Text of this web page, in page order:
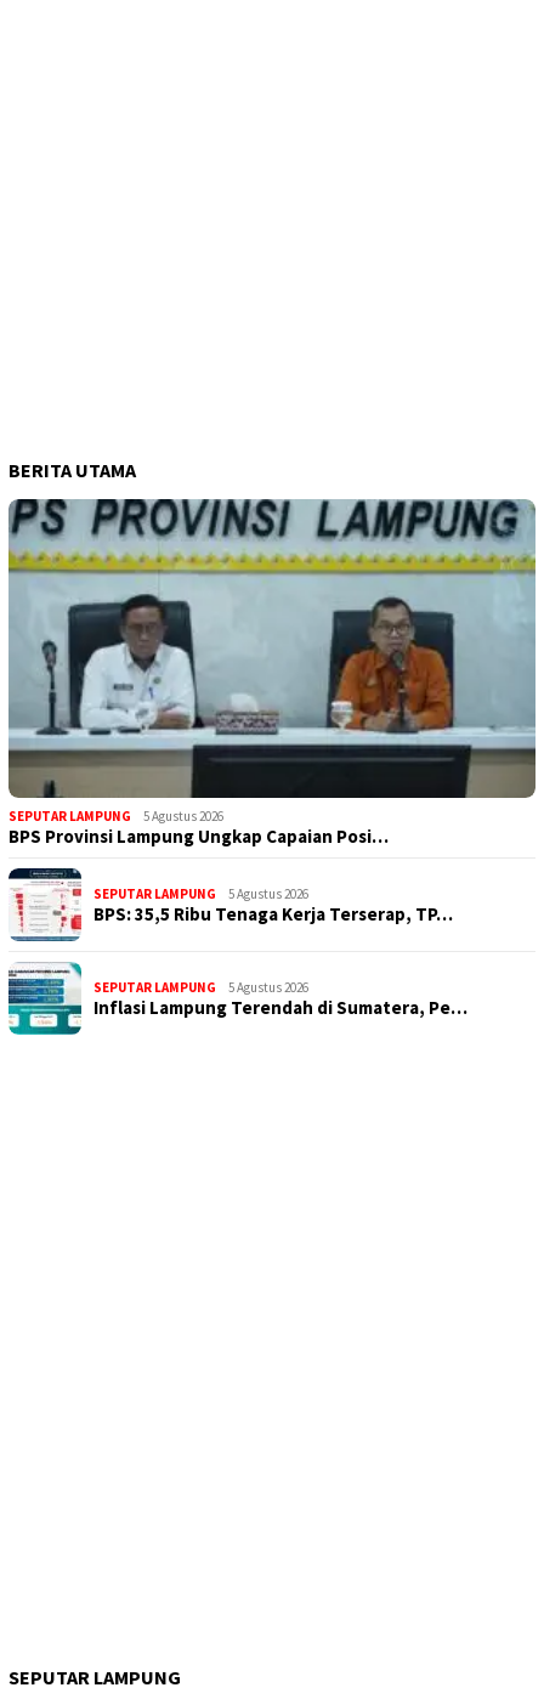
BERITA UTAMA
SEPUTAR LAMPUNG 5 Agustus 2026
BPS Provinsi Lampung Ungkap Capaian Posi…
SEPUTAR LAMPUNG 5 Agustus 2026
BPS: 35,5 Ribu Tenaga Kerja Terserap, TP…
SEPUTAR LAMPUNG 5 Agustus 2026
Inflasi Lampung Terendah di Sumatera, Pe…
SEPUTAR LAMPUNG